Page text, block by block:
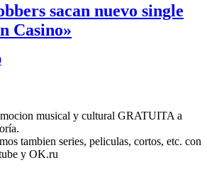
sacan nuevo single
Casino»
musical y cultural GRATUITA a
tambien series, peliculas, cortos, etc. con
y OK.ru